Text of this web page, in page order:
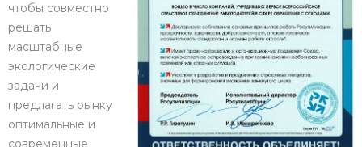
чтобы совместно
решать
масштабные
экологические
задачи и
предлагать рынку
оптимальные и
современные